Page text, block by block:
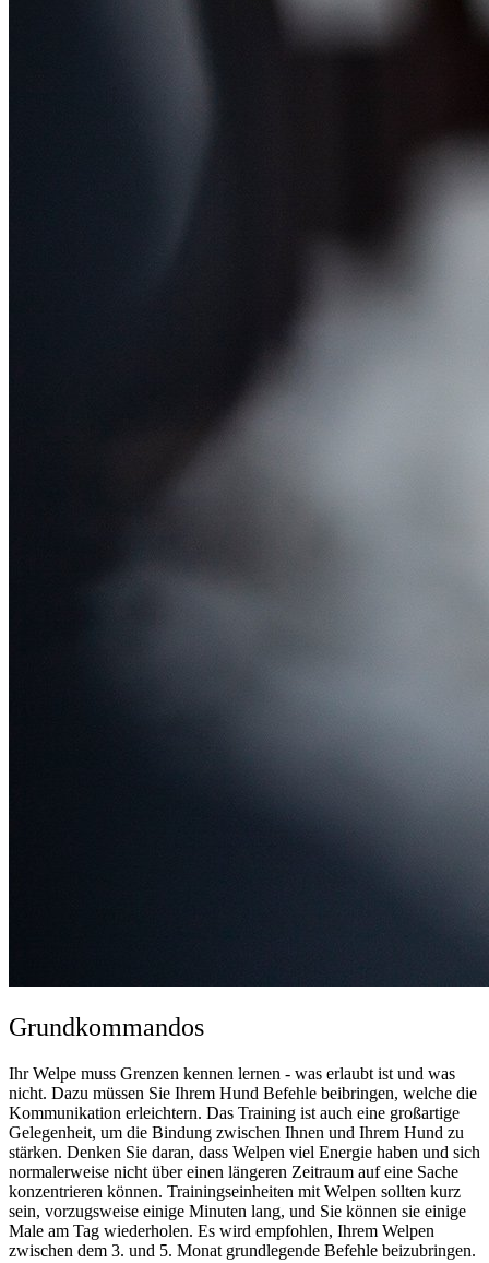
Grundkommandos
Ihr Welpe muss Grenzen kennen lernen - was erlaubt ist und was
nicht. Dazu müssen Sie Ihrem Hund Befehle beibringen, welche die
Kommunikation erleichtern. Das Training ist auch eine großartige
Gelegenheit, um die Bindung zwischen Ihnen und Ihrem Hund zu
stärken. Denken Sie daran, dass Welpen viel Energie haben und sich
normalerweise nicht über einen längeren Zeitraum auf eine Sache
konzentrieren können. Trainingseinheiten mit Welpen sollten kurz
sein, vorzugsweise einige Minuten lang, und Sie können sie einige
Male am Tag wiederholen. Es wird empfohlen, Ihrem Welpen
zwischen dem 3. und 5. Monat grundlegende Befehle beizubringen.